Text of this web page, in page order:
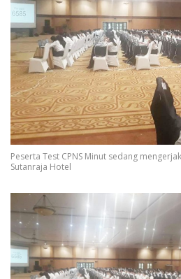
Peserta Test CPNS Minut sedang
Sutanraja Hotel